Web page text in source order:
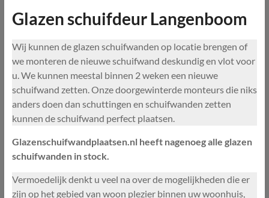
Glazen schuifdeur Langenboom
Wij kunnen de glazen schuifwanden op locatie brengen of
we monteren de nieuwe schuifwand deskundig en vlot voor
u. We kunnen meestal binnen 2 weken een nieuwe
schuifwand zetten. Onze doorgewinterde monteurs die niks
anders doen dan schuttingen en schuifwanden zetten
kunnen de schuifwand perfect plaatsen.
Glazenschuifwandplaatsen.nl heeft nagenoeg alle glazen
schuifwanden in stock.
Vermoedelijk denkt u veel na over de mogelijkheden die er
zijn op het gebied van woon plezier binnen uw woonhuis,